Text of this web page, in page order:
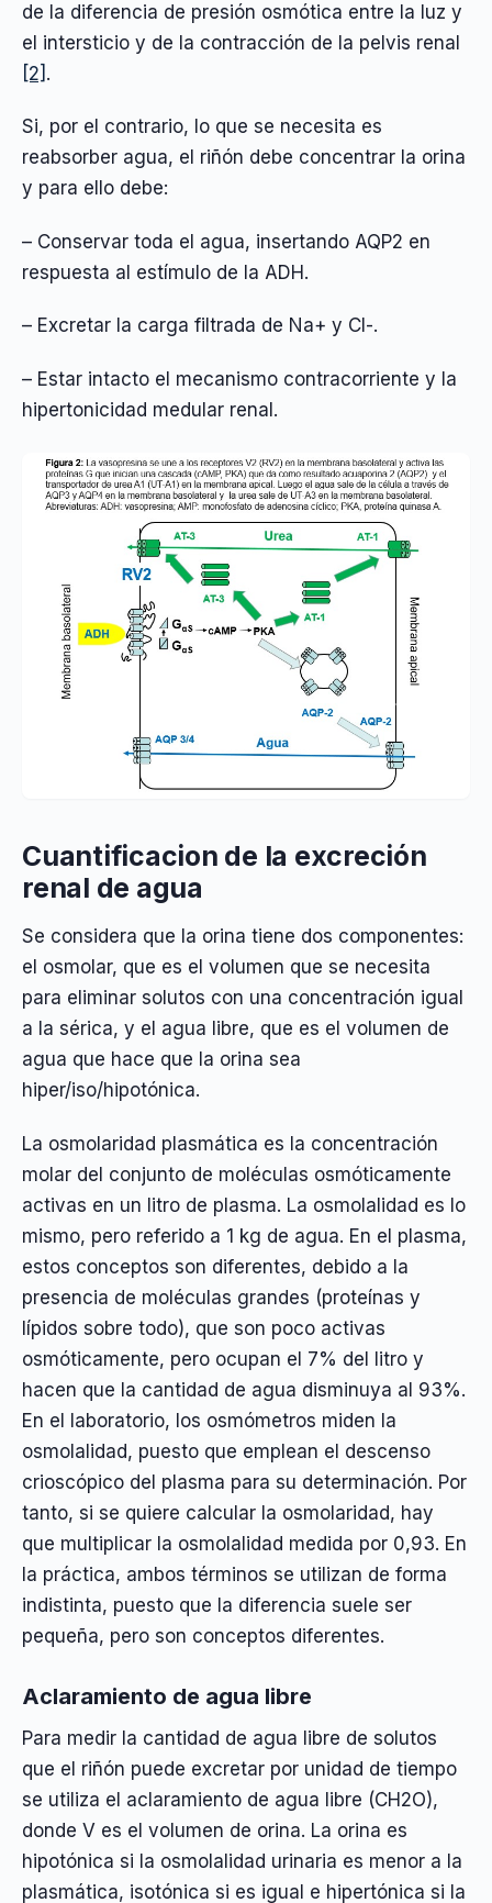
de la diferencia de presión osmótica entre la luz y
el intersticio y de la contracción de la pelvis renal
[2] .
Si, por el contrario, lo que se necesita es
reabsorber agua, el riñón debe concentrar la orina
y para ello debe:
– Conservar toda el agua, insertando AQP2 en
respuesta al estímulo de la ADH.
– Excretar la carga filtrada de Na+ y Cl-.
– Estar intacto el mecanismo contracorriente y la
hipertonicidad medular renal.
Cuantificacion de la excreción
renal de agua
Se considera que la orina tiene dos componentes:
el osmolar, que es el volumen que se necesita
para eliminar solutos con una concentración igual
a la sérica, y el agua libre, que es el volumen de
agua que hace que la orina sea
hiper/iso/hipotónica.
La osmolaridad plasmática es la concentración
molar del conjunto de moléculas osmóticamente
activas en un litro de plasma. La osmolalidad es lo
mismo, pero referido a 1 kg de agua. En el plasma,
estos conceptos son diferentes, debido a la
presencia de moléculas grandes (proteínas y
lípidos sobre todo), que son poco activas
osmóticamente, pero ocupan el 7% del litro y
hacen que la cantidad de agua disminuya al 93%.
En el laboratorio, los osmómetros miden la
osmolalidad, puesto que emplean el descenso
crioscópico del plasma para su determinación. Por
tanto, si se quiere calcular la osmolaridad, hay
que multiplicar la osmolalidad medida por 0,93. En
la práctica, ambos términos se utilizan de forma
indistinta, puesto que la diferencia suele ser
pequeña, pero son conceptos diferentes.
Aclaramiento de agua libre
Para medir la cantidad de agua libre de solutos
que el riñón puede excretar por unidad de tiempo
se utiliza el aclaramiento de agua libre (CH2O),
donde V es el volumen de orina. La orina es
hipotónica si la osmolalidad urinaria es menor a la
plasmática, isotónica si es igual e hipertónica si la